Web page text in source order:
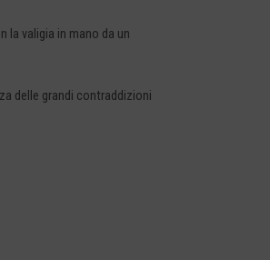
la valigia in mano da un
delle grandi contraddizioni